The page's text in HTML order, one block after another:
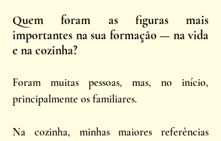
Quem foram as figuras mais
importantes na sua formação — na vida
e na cozinha?
Foram muitas pessoas, mas, no início,
principalmente os familiares.
Na cozinha, minhas maiores referências